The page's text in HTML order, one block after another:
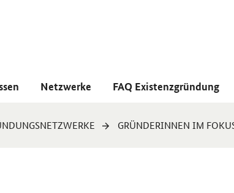
Netzwerke FAQ Existenzgründung
GRÜNDERINNEN IM